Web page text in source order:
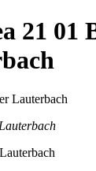
21 01